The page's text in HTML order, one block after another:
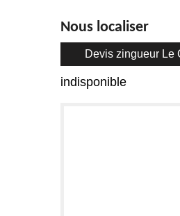
Nous localiser
Devis zingueur Le
indisponible